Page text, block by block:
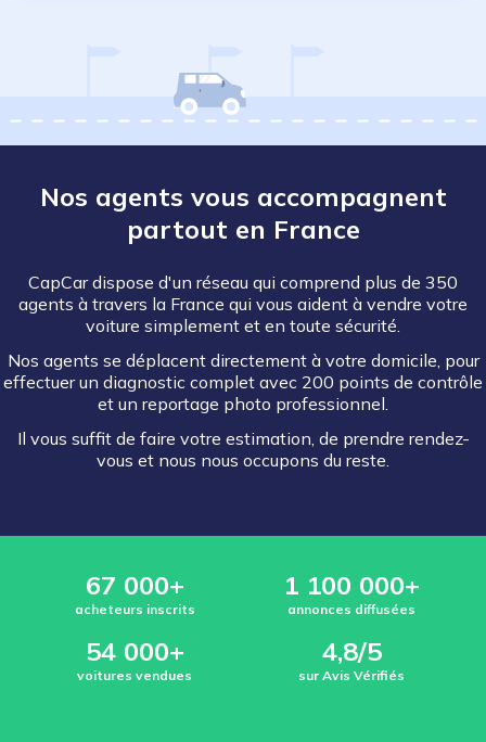
Nos agents vous accompagnent
partout en France
CapCar dispose d'un réseau qui comprend plus de 350
agents à travers la France qui vous aident à vendre votre
voiture simplement et en toute sécurité.
Nos agents se déplacent directement à votre domicile, pour
effectuer un diagnostic complet avec 200 points de contrôle
et un reportage photo professionnel.
Il vous suffit de faire votre estimation, de prendre rendez-
vous et nous nous occupons du reste.
67 000+
acheteurs inscrits
1 100 000+
annonces diffusées
54 000+
voitures vendues
4,8/5
sur Avis Vérifiés